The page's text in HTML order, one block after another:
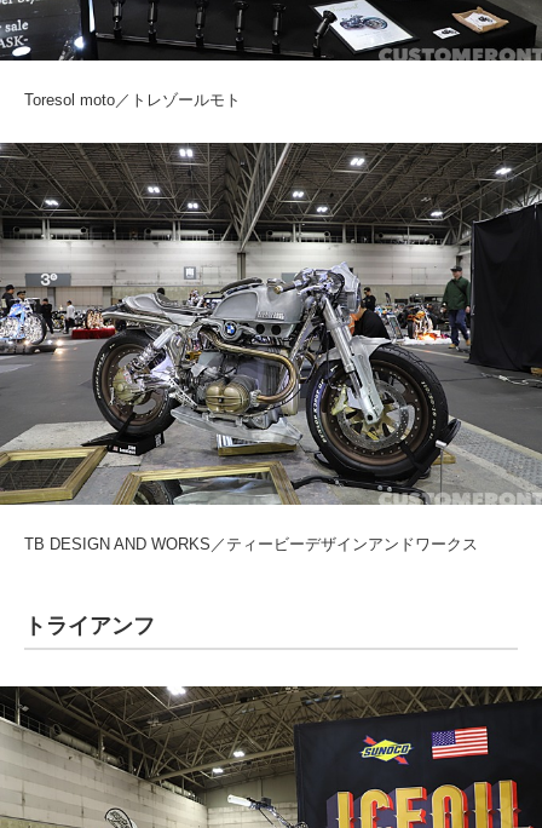
Toresol moto／トレゾールモト
TB DESIGN AND WORKS／ティービーデザインアンドワークス
トライアンフ